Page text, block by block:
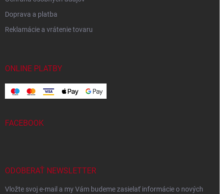
Doprava a platba
Reklamácie a vrátenie tovaru
ONLINE PLATBY
FACEBOOK
ODOBERAŤ NEWSLETTER
Vložte svoj e-mail a my Vám budeme zasielať informácie o nových